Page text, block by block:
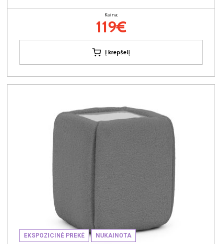
Kaina:
119€
Į krepšelį
EKSPOZICINĖ PREKĖ NUKAINOTA